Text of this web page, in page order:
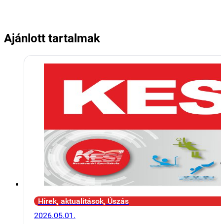
Ajánlott tartalmak
Hírek, aktualitások, Úszás
2026.05.01.